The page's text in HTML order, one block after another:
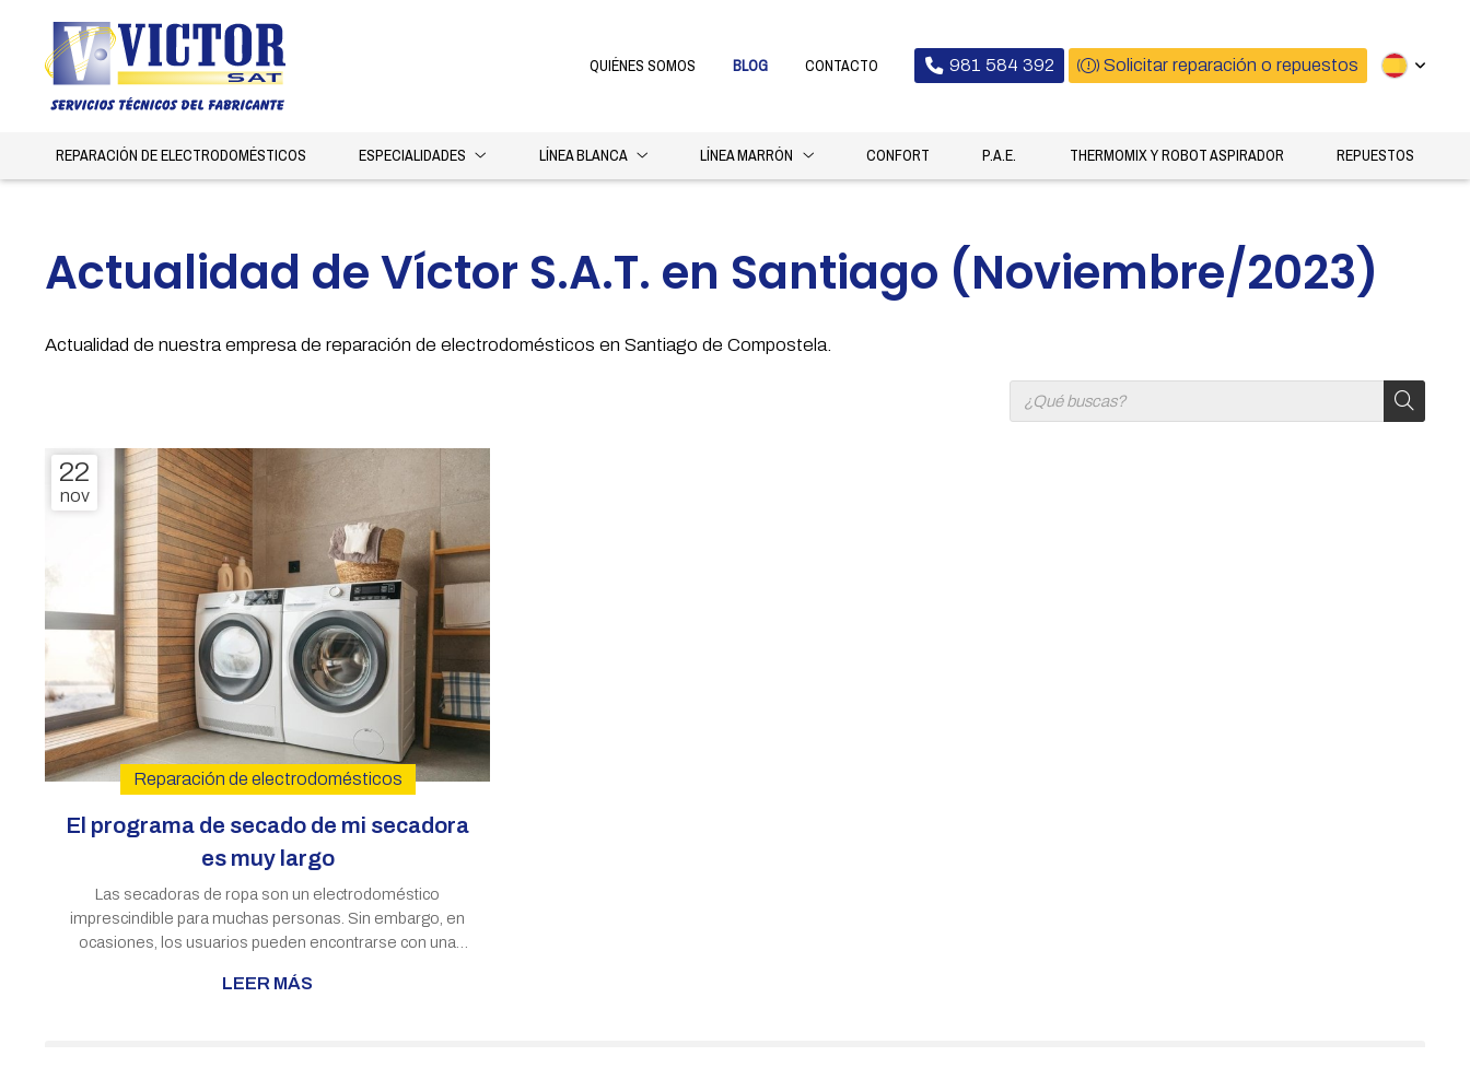
QUIÉNES SOMOS BLOG CONTACTO 981 584 392 Solicitar reparación o repuestos
REPARACIÓN DE ELECTRODOMÉSTICOS ESPECIALIDADES LÍNEA BLANCA LÍNEA MARRÓN CONFORT P.A.E. THERMOMIX Y ROBOT ASPIRADOR REPUESTOS
Actualidad de Víctor S.A.T. en Santiago (Noviembre/2023)
Actualidad de nuestra empresa de reparación de electrodomésticos en Santiago de Compostela.
22
nov
El programa de secado de mi secadora
es muy largo
Reparación de electrodomésticos
Las secadoras de ropa son un electrodoméstico
imprescindible para muchas personas. Sin embargo, en
ocasiones, los usuarios pueden encontrarse con una
prolongarse más allá de lo razonable. ¿A qué puede
LEER MÁS